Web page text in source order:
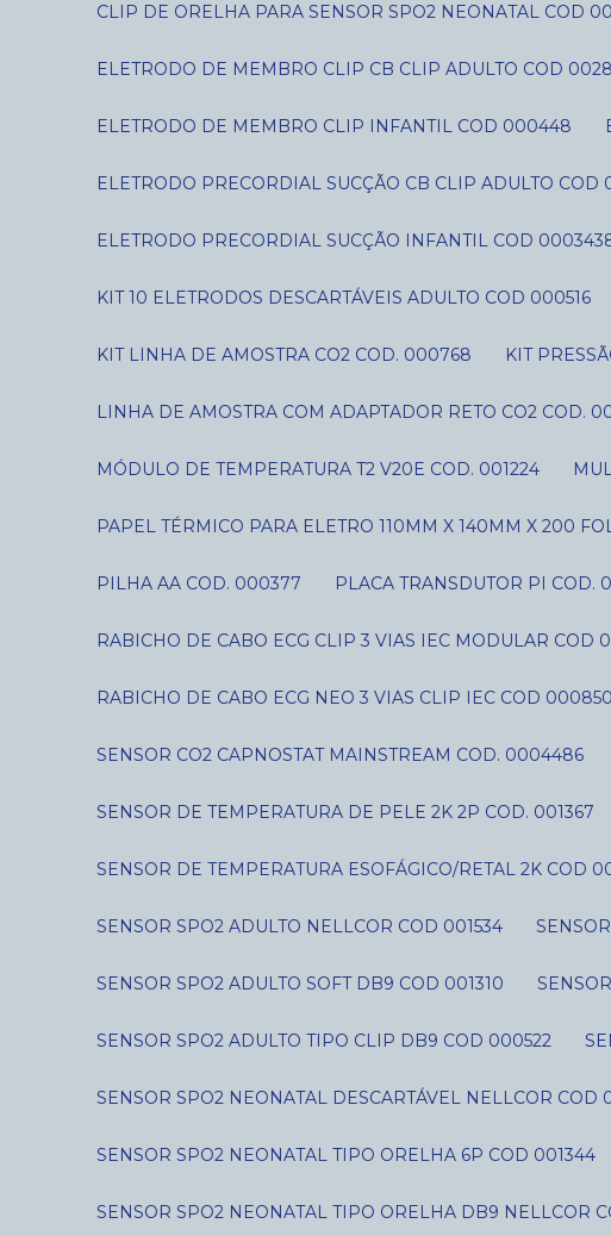
CLIP DE ORELHA PARA SENSOR SPO2 NEONATAL COD
ELETRODO DE MEMBRO CLIP CB CLIP ADULTO COD
ELETRODO DE MEMBRO CLIP INFANTIL COD 000448
ELETRODO PRECORDIAL SUCÇÃO CB CLIP ADULTO COD
ELETRODO PRECORDIAL SUCÇÃO INFANTIL COD
KIT 10 ELETRODOS DESCARTÁVEIS ADULTO COD 000516
KIT LINHA DE AMOSTRA CO2 COD. 000768 KIT
LINHA DE AMOSTRA COM ADAPTADOR RETO CO2 COD.
MÓDULO DE TEMPERATURA T2 V20E COD. 001224
PAPEL TÉRMICO PARA ELETRO 110MM X 140MM X 200
PILHA AA COD. 000377 PLACA TRANSDUTOR PI COD.
RABICHO DE CABO ECG CLIP 3 VIAS IEC MODULAR COD
RABICHO DE CABO ECG NEO 3 VIAS CLIP IEC COD 000850
SENSOR CO2 CAPNOSTAT MAINSTREAM COD. 0004486
SENSOR DE TEMPERATURA DE PELE 2K 2P COD. 001367
SENSOR DE TEMPERATURA ESOFÁGICO/RETAL 2K COD
SENSOR SPO2 ADULTO NELLCOR COD 001534
SENSOR SPO2 ADULTO SOFT DB9 COD 001310
SENSOR SPO2 ADULTO TIPO CLIP DB9 COD 000522
SENSOR SPO2 NEONATAL DESCARTÁVEL NELLCOR COD
SENSOR SPO2 NEONATAL TIPO ORELHA 6P COD 001344
SENSOR SPO2 NEONATAL TIPO ORELHA DB9 NELLCOR